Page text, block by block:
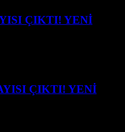
ÇIKTI! YENİ
ÇIKTI! YENİ